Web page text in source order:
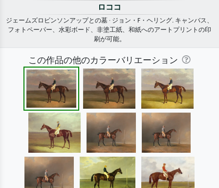
ロココ
ジェームズロビンソンアップとの墓 · ジョン・F・ヘリング. キャンバス、
フォトペーパー、水彩ボード、非塗工紙、和紙へのアートプリントの印
刷が可能。
この作品の他のカラーバリエーション